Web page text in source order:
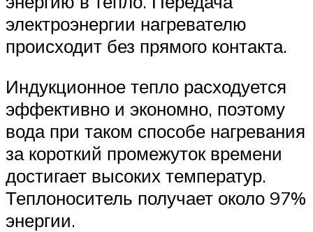
электроэнергии нагревателю
происходит без прямого контакта.
Индукционное тепло расходуется
эффективно и экономно, поэтому
вода при таком способе нагревания
за короткий промежуток времени
достигает высоких температур.
Теплоноситель получает около 97%
энергии.